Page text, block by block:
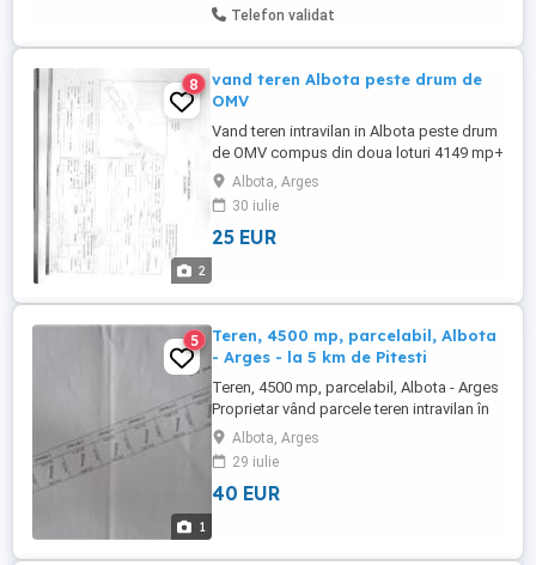
Telefon validat
2
8
vand teren Albota peste drum de
OMV
Vand teren intravilan in Albota peste drum
de OMV compus din doua loturi 4149 mp+
3000 mp cu intrare din strada principal
Albota, Arges
30 iulie
25 EUR
1
5
Teren, 4500 mp, parcelabil, Albota
- Arges - la 5 km de Pitesti
Teren, 4500 mp, parcelabil, Albota - Arges
Proprietar vând parcele teren intravilan în
comuna Albota Arges , la 5 km de Pitesti si
Autostrada Pitesti - Bucures ti. Terenul
este situat la DN Pitesti - Slatina, vizavi de
fosta Statiune de Cercetare. Parcelele pot
Albota, Arges
29 iulie
40 EUR